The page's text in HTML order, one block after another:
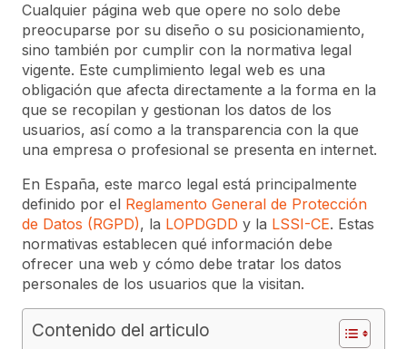
Cualquier página web que opere no solo debe
preocuparse por su diseño o su posicionamiento,
sino también por cumplir con la normativa legal
vigente. Este cumplimiento legal web es una
obligación que afecta directamente a la forma en la
que se recopilan y gestionan los datos de los
usuarios, así como a la transparencia con la que
una empresa o profesional se presenta en internet.
En España, este marco legal está principalmente
definido por el Reglamento General de Protección
de Datos (RGPD), la LOPDGDD y la LSSI-CE. Estas
normativas establecen qué información debe
ofrecer una web y cómo debe tratar los datos
personales de los usuarios que la visitan.
Contenido del articulo